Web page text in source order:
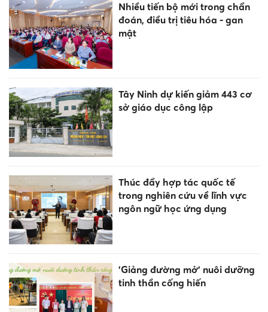
Nhiều tiến bộ mới trong chẩn
đoán, điều trị tiêu hóa - gan
mật
Tây Ninh dự kiến giảm 443 cơ
sở giáo dục công lập
Thúc đẩy hợp tác quốc tế
trong nghiên cứu về lĩnh vực
ngôn ngữ học ứng dụng
'Giảng đường mở' nuôi dưỡng
tinh thần cống hiến